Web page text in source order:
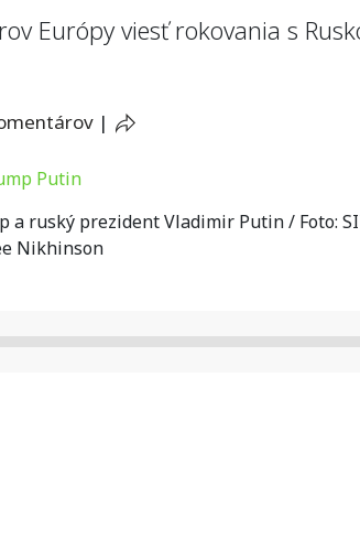
Európy viesť rokovania s
|
ruský prezident Vladimir Putin / Foto:
Nikhinson